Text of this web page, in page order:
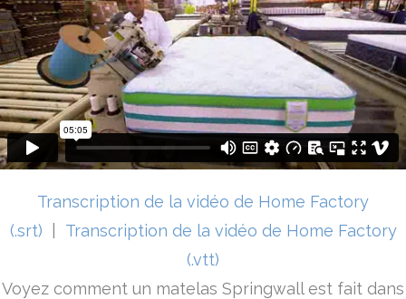
Transcription de la vidéo de Home Factory
(.srt)
Transcription de la vidéo de Home Factory
(.vtt)
Voyez comment un matelas Springwall est fait dans